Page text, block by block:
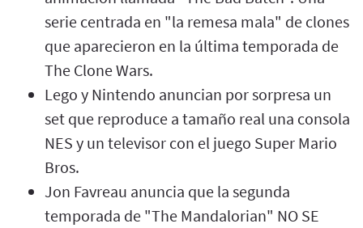
serie centrada en "la remesa mala" de clones
que aparecieron en la última temporada de
The Clone Wars.
Lego y Nintendo anuncian por sorpresa un
set que reproduce a tamaño real una consola
NES y un televisor con el juego Super Mario
Bros.
Jon Favreau anuncia que la segunda
temporada de "The Mandalorian" NO SE